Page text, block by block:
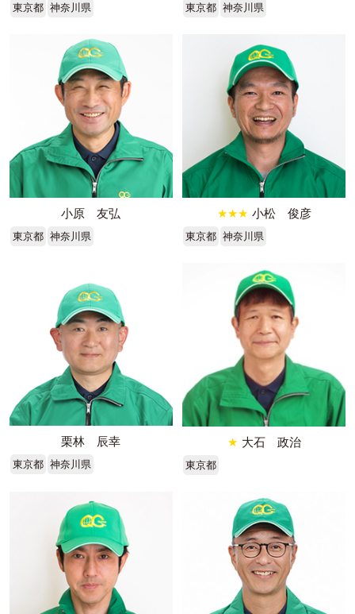
東京都 神奈川県 東京都 神奈川県
小原 友弘
東京都 神奈川県
★★★ 小松 俊彦
東京都 神奈川県
栗林 辰幸
東京都 神奈川県
★ 大石 政治
東京都